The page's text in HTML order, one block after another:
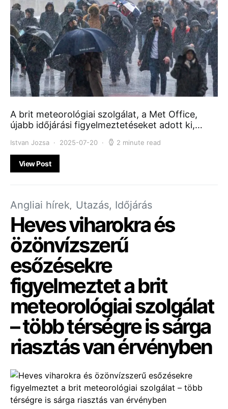
A brit meteorológiai szolgálat, a Met Office,
újabb időjárási figyelmeztetéseket adott ki,…
Istvan Jozsa 2025-07-20 2 minute read
View Post
Angliai hírek Utazás, Időjárás
Heves viharokra és
özönvízszerű
esőzésekre
figyelmeztet a brit
meteorológiai szolgálat
– több térségre is sárga
riasztás van érvényben